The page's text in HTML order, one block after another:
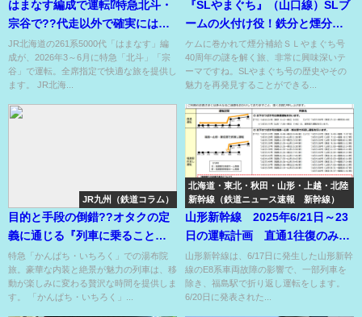
はまなす編成で運転⁉特急北斗・
宗谷で??代走以外で確実にはま
なす編成に乗るチャンス⁉
JR北海道の261系5000代「はまなす」編
成が、2026年3～6月に特急「北斗」「宗
谷」で運転。全席指定で快適な旅を提供し
ます。 JR北海...
『SLやまぐち』（山口線）SLブ
ームの火付け役！鉄分と煙分の
同時補給OK!!
ケムに巻かれて煙分補給ＳＬやまぐち号
40周年の謎を解く旅、非常に興味深いテ
ーマですね。SLやまぐち号の歴史やその
魅力を再発見することができる...
JR九州（鉄道コラム）
目的と手段の倒錯??オタクの定
義に通じる『列車に乗ることが
目的』になる極上ご褒美列車??
特急「かんぱち・いちろく」での湯布院
旅。豪華な内装と絶景が魅力の列車は、移
動が楽しみに変わる贅沢な時間を提供しま
す。 「かんぱち・いちろく」...
北海道・東北・秋田・山形・上越・北陸
新幹線（鉄道ニュース速報 新幹線）
山形新幹線 2025年6/21日～23
日の運転計画 直通1往復のみ！
福島折り返しが大半！運休も
有！
山形新幹線は、6/17日に発生した山形新幹
線のE8系車両故障の影響で、一部列車を
除き、福島駅で折り返し運転をします。
6/20日に発表された...